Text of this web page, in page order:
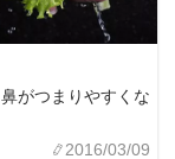
がつまりやすくな
2016/03/09